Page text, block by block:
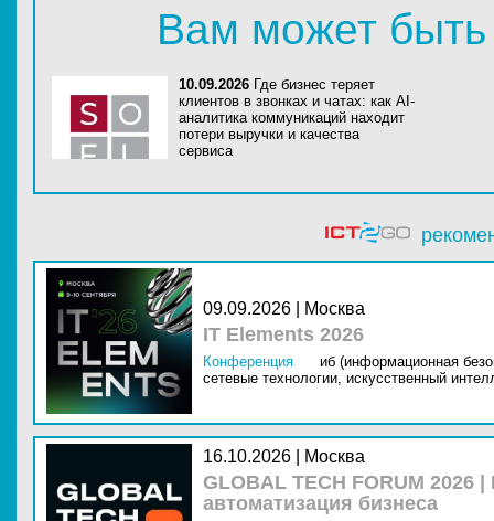
Вам может быть
10.09.2026 Где бизнес теряет
клиентов в звонках и чатах: как AI-
аналитика коммуникаций находит
потери выручки и качества
сервиса
09.09.2026 | Москва
IT Elements 2026
Конференция
иб (информационная
сетевые технологии, искусственный
16.10.2026 | Москва
GLOBAL TECH FORUM
автоматизация бизнеса